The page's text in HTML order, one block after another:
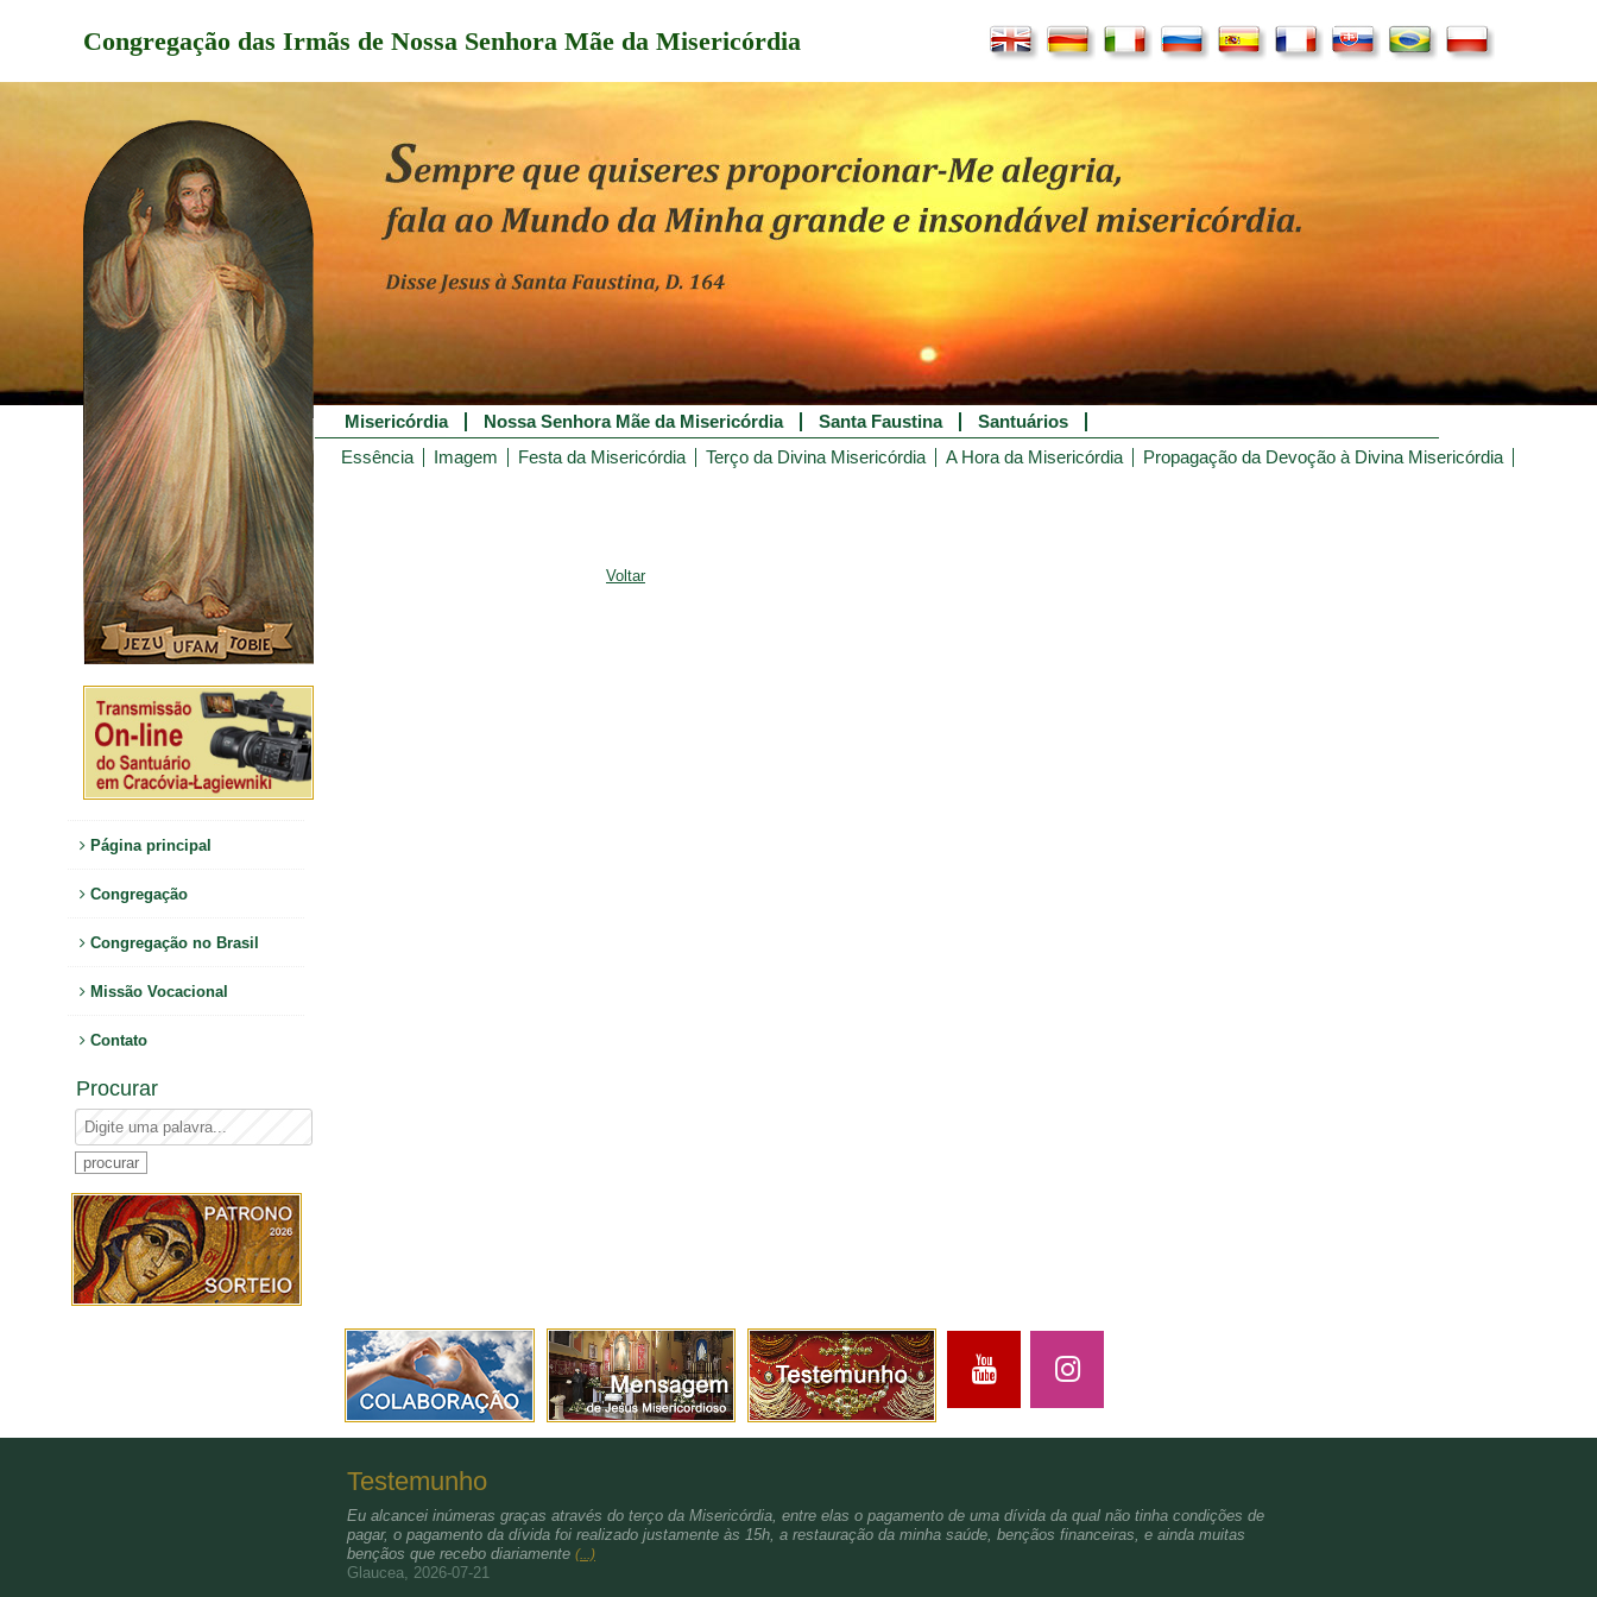
Congregação das Irmãs de Nossa Senhora Mãe da Misericórdia
Página principal
Congregação
Congregação no Brasil
Missão Vocacional
Contato
Procurar
Misericórdia Nossa Senhora Mãe da Misericórdia Santa Faustina
Santuários
Essência
Imagem Festa da Misericórdia Terço da Divina Misericórdia A Hora da Misericórdia Propagação da Devoção à Divina Misericórdia
Voltar
Testemunho
Eu alcancei inúmeras graças através do terço da Misericórdia, entre elas o pagamento de uma dívida da qual não tinha condições de
pagar, o pagamento da dívida foi realizado justamente às 15h, a restauração da minha saúde, bençãos financeiras, e ainda muitas
bençãos que recebo diariamente (...)
Glaucea, 2026-07-21